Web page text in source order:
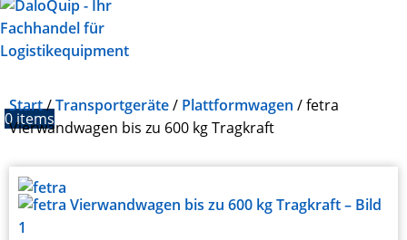
0items
Start Transportgeräte Plattformwagen
fetra
Vierwandwagen bis zu 600 kg Tragkraft